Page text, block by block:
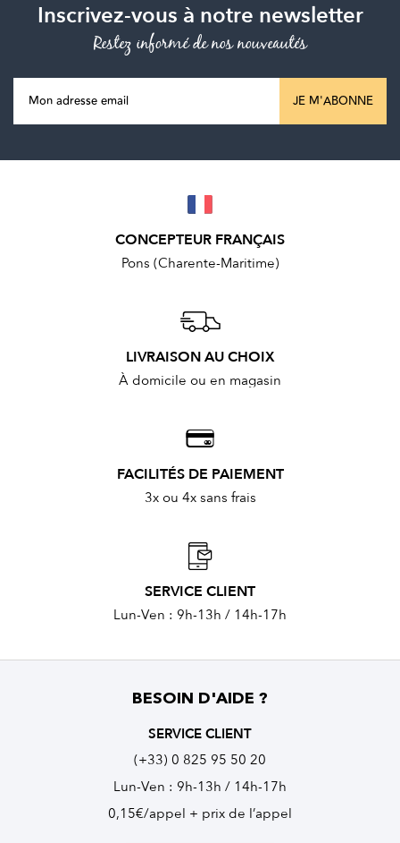
Inscrivez-vous à notre newsletter
Restez informé de nos nouveautés
JE M'ABONNE
CONCEPTEUR FRANÇAIS
Pons (Charente-Maritime)
LIVRAISON AU CHOIX
À domicile ou en magasin
FACILITÉS DE PAIEMENT
3x ou 4x sans frais
SERVICE CLIENT
Lun-Ven : 9h-13h / 14h-17h
BESOIN D'AIDE ?
SERVICE CLIENT
(+33) 0 825 95 50 20
Lun-Ven : 9h-13h / 14h-17h
0,15€/appel + prix de l’appel